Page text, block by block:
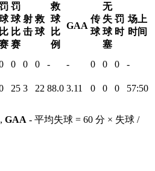
比
罚
球
比
赛
射
击
救
球
救
球
比
例
GAA
传
球
无
失
球
塞
罚
时
场上
时间
0 0 0 - - 0 0 0 -
25 3 22 88.0 3.11 0 0 0
57:50
GAA - 平均失球 = 60 分 × 失球 /